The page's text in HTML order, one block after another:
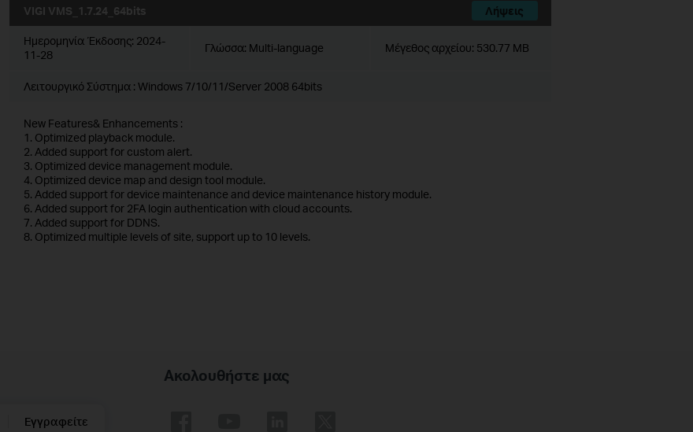
VIGI VMS_1.7.24_64bits Λήψεις
Ημερομηνία Έκδοσης: 2024-
11-28
Γλώσσα: Multi-language Μέγεθος αρχείου: 530.77 MB
Λειτουργικό Σύστημα : Windows 7/10/11/Server 2008 64bits
New Features& Enhancements :
1. Optimized playback module.
2. Added support for custom alert.
3. Optimized device management module.
4. Optimized device map and design tool module.
5. Added support for device maintenance and device maintenance history module.
6. Added support for 2FA login authentication with cloud accounts.
7. Added support for DDNS.
8. Optimized multiple levels of site, support up to 10 levels.
Εγγραφείτε
Ακολουθήστε μας